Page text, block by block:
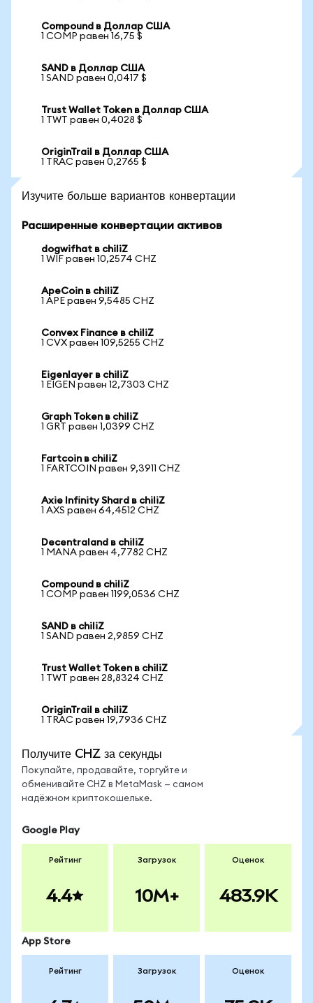
Compound в Доллар США
1 COMP равен 16,75 $
SAND в Доллар США
1 SAND равен 0,0417 $
Trust Wallet Token в Доллар США
1 TWT равен 0,4028 $
OriginTrail в Доллар США
1 TRAC равен 0,2765 $
Изучите больше вариантов конвертации
Расширенные конвертации активов
dogwifhat в chiliZ
1 WIF равен 10,2574 CHZ
ApeCoin в chiliZ
1 APE равен 9,5485 CHZ
Convex Finance в chiliZ
1 CVX равен 109,5255 CHZ
Eigenlayer в chiliZ
1 EIGEN равен 12,7303 CHZ
Graph Token в chiliZ
1 GRT равен 1,0399 CHZ
Fartcoin в chiliZ
1 FARTCOIN равен 9,3911 CHZ
Axie Infinity Shard в chiliZ
1 AXS равен 64,4512 CHZ
Decentraland в chiliZ
1 MANA равен 4,7782 CHZ
Compound в chiliZ
1 COMP равен 1199,0536 CHZ
SAND в chiliZ
1 SAND равен 2,9859 CHZ
Trust Wallet Token в chiliZ
1 TWT равен 28,8324 CHZ
OriginTrail в chiliZ
1 TRAC равен 19,7936 CHZ
Получите CHZ за секунды
Покупайте, продавайте, торгуйте и
обменивайте CHZ в MetaMask — самом
надёжном криптокошельке.
Google Play
Рейтинг
4.4
Загрузок
10M+
Оценок
483.9K
App Store
Рейтинг Загрузок Оценок